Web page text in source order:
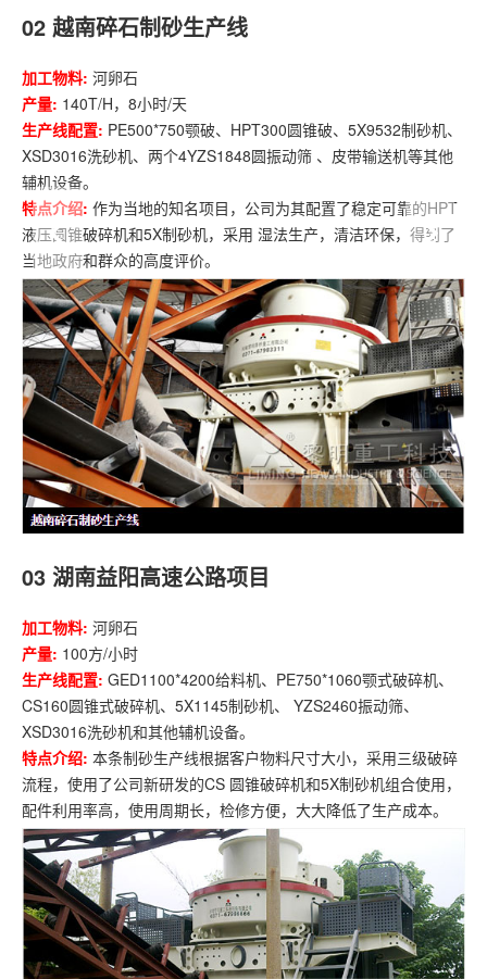
02 越南碎石制砂生产线
加工物料: 河卵石
产量: 140T/H，8小时/天
生产线配置: PE500*750颚破、HPT300圆锥破、5X9532制砂机、
XSD3016洗砂机、两个4YZS1848圆振动筛 、皮带输送机等其他
辅机设备。
特点介绍: 作为当地的知名项目，公司为其配置了稳定可靠的HPT
液压圆锥破碎机和5X制砂机，采用 湿法生产，清洁环保，得到了
当地政府和群众的高度评价。
03 湖南益阳高速公路项目
加工物料: 河卵石
产量: 100方/小时
生产线配置: GED1100*4200给料机、PE750*1060颚式破碎机、
CS160圆锥式破碎机、5X1145制砂机、 YZS2460振动筛、
XSD3016洗砂机和其他辅机设备。
特点介绍: 本条制砂生产线根据客户物料尺寸大小，采用三级破碎
流程，使用了公司新研发的CS 圆锥破碎机和5X制砂机组合使用，
配件利用率高，使用周期长，检修方便，大大降低了生产成本。